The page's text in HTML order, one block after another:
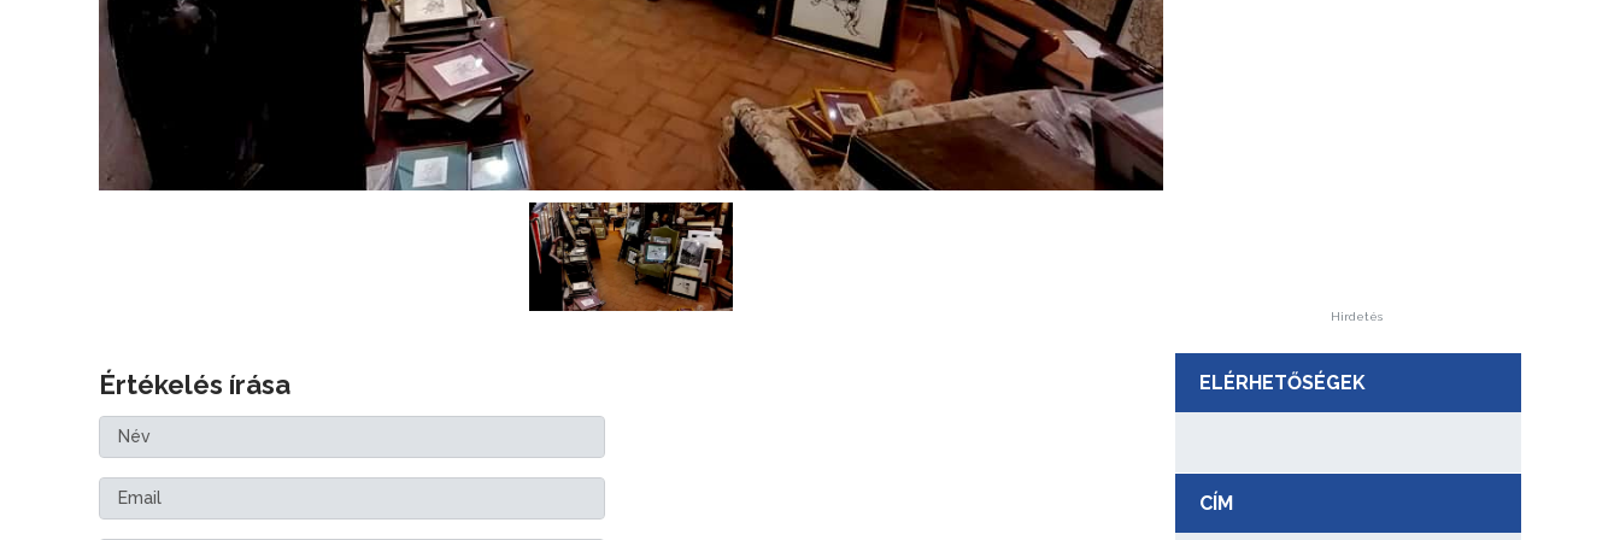
Értékelés írása
Hirdetés
ELÉRHETŐSÉGEK
CÍM